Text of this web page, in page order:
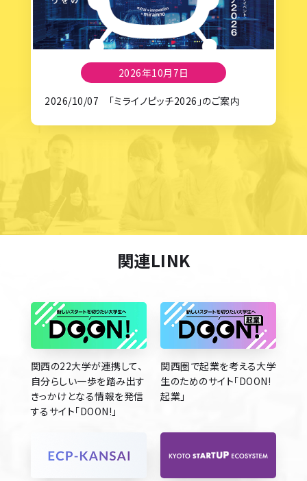
2026年10月7日
2026/10/07 「ミライノピッチ2026」のご案内
関連LINK
関西の22大学が連携して、
自分らしい一歩を踏み出す
きっかけとなる情報を発信
するサイト「DOON!」
関西圏で起業を考える大学
生のためのサイト「DOON!
起業」